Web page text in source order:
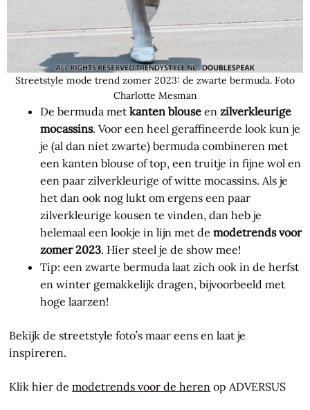
Streetstyle mode trend zomer 2023: de zwarte bermuda. Foto
Charlotte Mesman
De bermuda met kanten blouse en zilverkleurige
mocassins. Voor een heel geraffineerde look kun je
je (al dan niet zwarte) bermuda combineren met
een kanten blouse of top, een truitje in fijne wol en
een paar zilverkleurige of witte mocassins. Als je
het dan ook nog lukt om ergens een paar
zilverkleurige kousen te vinden, dan heb je
helemaal een lookje in lijn met de modetrends voor
zomer 2023. Hier steel je de show mee!
Tip: een zwarte bermuda laat zich ook in de herfst
en winter gemakkelijk dragen, bijvoorbeeld met
hoge laarzen!
Bekijk de streetstyle foto’s maar eens en laat je
inspireren.
Klik hier demodetrends voor de heren op ADVERSUS